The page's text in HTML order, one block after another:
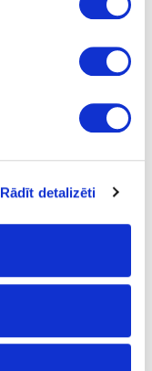
Rādīt detalizēti